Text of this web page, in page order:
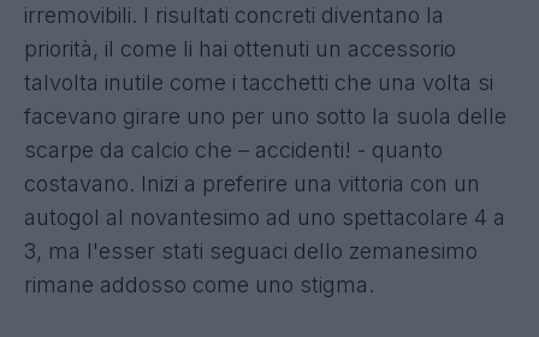
irremovibili. I risultati concreti diventano la
priorità, il come li hai ottenuti un accessorio
talvolta inutile come i tacchetti che una volta si
facevano girare uno per uno sotto la suola delle
scarpe da calcio che – accidenti! - quanto
costavano. Inizi a preferire una vittoria con un
autogol al novantesimo ad uno spettacolare 4 a
3, ma l'esser stati seguaci dello zemanesimo
rimane addosso come uno stigma.